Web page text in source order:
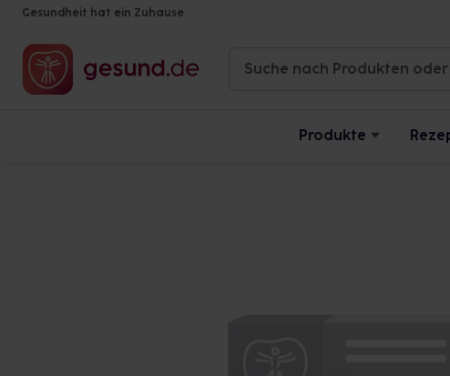
Gesundheit hat ein Zuhause
Produkte